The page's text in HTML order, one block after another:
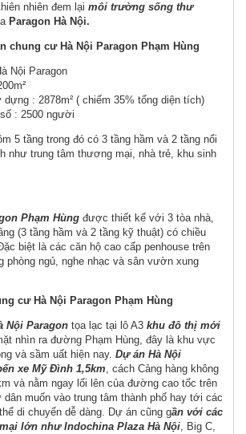
nhiên đem lại môi trường sống thư
Paragon Hà Nội.
chung cư Hà Nội Paragon Phạm Hùng
Nội Paragon
dựng : 2878m² ( chiếm 35% tổng diện tích)
: 2500 người
5 tầng trong đó có 3 tầng hầm và 2 tầng nổi
như trung tâm thương mại, nhà trẻ, khu sinh
Phạm Hùng được thiết kế với 3 tòa nhà,
(3 tầng hầm và 2 tầng kỹ thuật) có chiều
biệt là các căn hộ cao cấp penhouse trên
phòng ngủ, nghe nhạc và sân vườn xung
cư Hà Nội Paragon Phạm Hùng
Nội Paragon tọa lạc tại lô A3 khu đô thị mới
nhìn ra đường Phạm Hùng, đây là khu vực
và sầm uất hiện nay. Dự án Hà Nội
xe Mỹ Đình 1,5km, cách Cảng hàng không
và nằm ngay lối lên của đường cao tốc trên
muốn vào trung tâm thành phố hay tới các
di chuyển dễ dàng. Dự án cũng gần với các
lớn như Indochina Plaza Hà Nội, Big C,